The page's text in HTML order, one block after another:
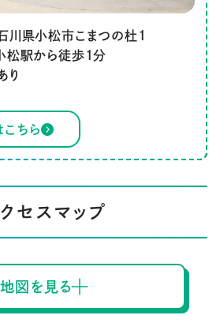
県小松市こまつの杜1
松駅から徒歩1分
り
こちら
セスマップ
地図を見る